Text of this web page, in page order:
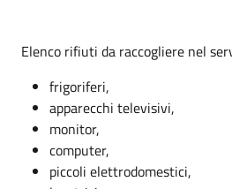
Elenco rifiuti da raccogliere nel
frigoriferi,
apparecchi televisivi,
monitor,
computer,
piccoli elettrodomestici,